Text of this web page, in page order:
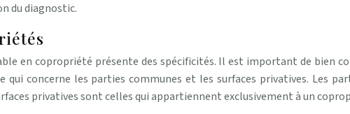
du diagnostic.
en copropriété présente des spécificités. Il est important de bien
concerne les parties communes et les surfaces privatives. Les
privatives sont celles qui appartiennent exclusivement à un